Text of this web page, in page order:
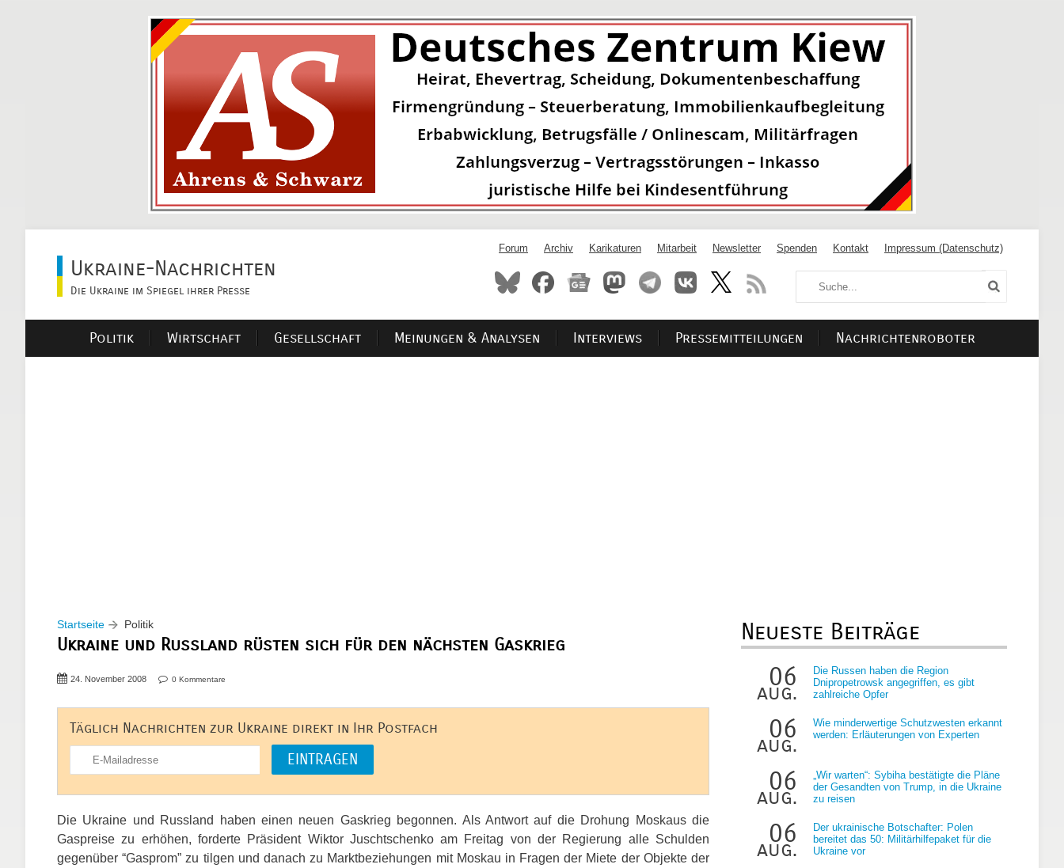
Ukraine-Nachrichten
Die Ukraine im Spiegel ihrer Presse
Forum Archiv Karikaturen Mitarbeit Newsletter Spenden Kontakt Impressum (Datenschutz)
Politik Wirtschaft Gesellschaft Meinungen & Analysen Interviews Pressemitteilungen Nachrichtenroboter
Startseite Politik
Ukraine und Russland rüsten sich für den nächsten Gaskrieg
24. November 2008 0 Kommentare
Täglich Nachrichten zur Ukraine direkt in Ihr Postfach
Die Ukraine und Russland haben einen neuen Gaskrieg begonnen. Als Antwort auf die Drohung Moskaus die
Gaspreise zu erhöhen, forderte Präsident Wiktor Juschtschenko am Freitag von der Regierung alle Schulden
gegenüber “Gasprom” zu tilgen und danach zu Marktbeziehungen mit Moskau in Fragen der Miete der Objekte der
Neueste Beiträge
06
aug.
Die Russen haben die Region
Dnipropetrowsk angegriffen, es gibt
zahlreiche Opfer
06
aug.
Wie minderwertige Schutzwesten erkannt
werden: Erläuterungen von Experten
06
aug.
„Wir warten“: Sybiha bestätigte die Pläne
der Gesandten von Trump, in die Ukraine
zu reisen
06
aug.
Der ukrainische Botschafter: Polen
bereitet das 50: Militärhilfepaket für die
Ukraine vor